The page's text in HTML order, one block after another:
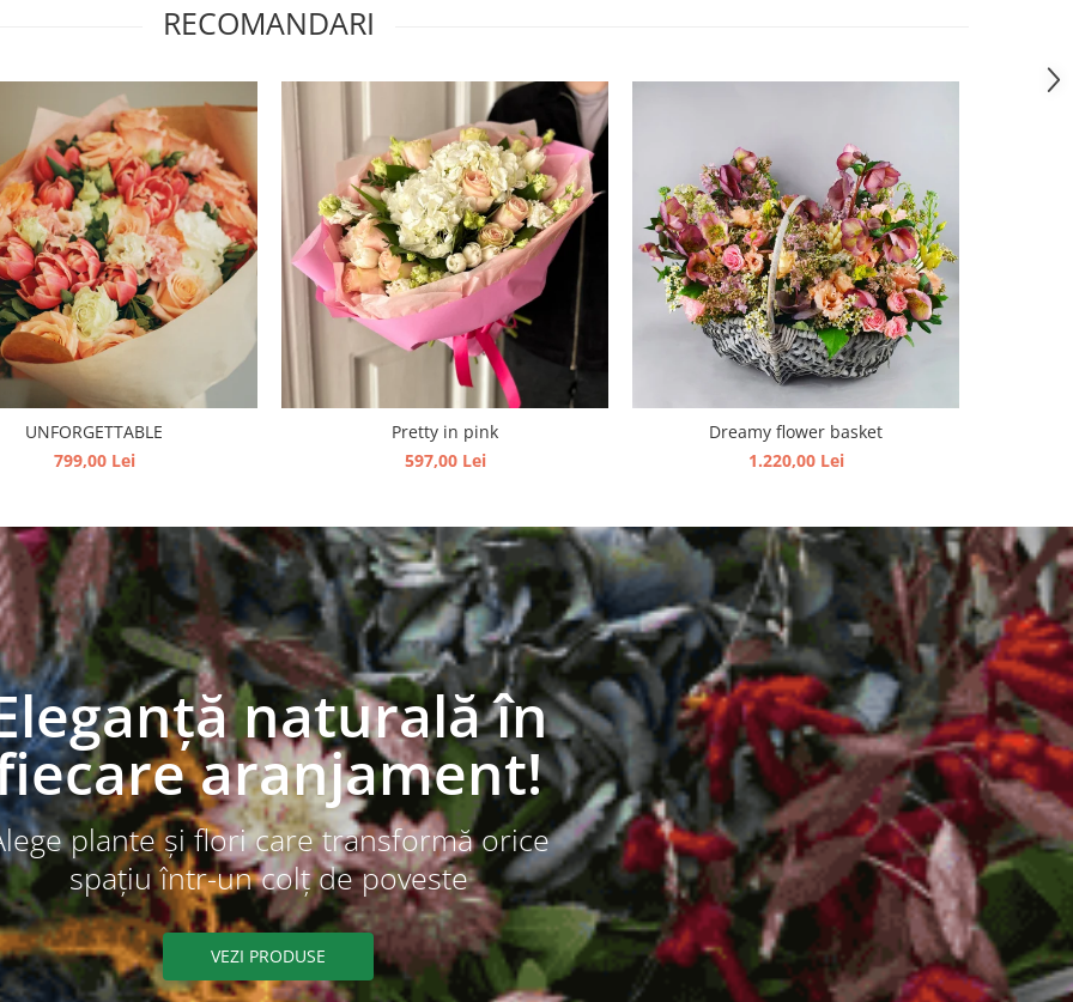
RECOMANDARI
UNFORGETTABLE
799,00 Lei
Pretty in pink
597,00 Lei
Dreamy flower basket
1.220,00 Lei
naturală în
aranjament!
plante și flori care transformă orice
spațiu într-un colț de poveste
VEZI PRODUSE